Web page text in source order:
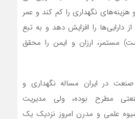
هزینه‌های نگهداری را کم کند و عمر
دارایی‌ها را افزایش ‌دهد و به تبع
مستمر، ارزان و ایمن را محقق
در ایران مساله نگهداری و
مطرح بوده، ولی مدیریت
علمی و مدرن امروز نزدیک یک